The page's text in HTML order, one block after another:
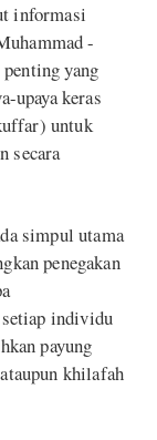
informasi
-
yang
upaya keras
untuk
secara
simpul utama
penegakan
individu
payung
khilafah